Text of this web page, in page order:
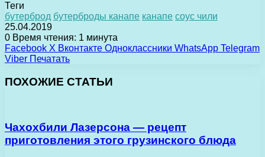
Теги
бутерброд бутерброды канапе канапе соус чили
25.04.2019
0 Время чтения: 1 минута
Facebook X Вконтакте Одноклассники WhatsApp Telegram
Viber Печатать
ПОХОЖИЕ СТАТЬИ
Чахохбили Лазерсона — рецепт
приготовления этого грузинского блюда